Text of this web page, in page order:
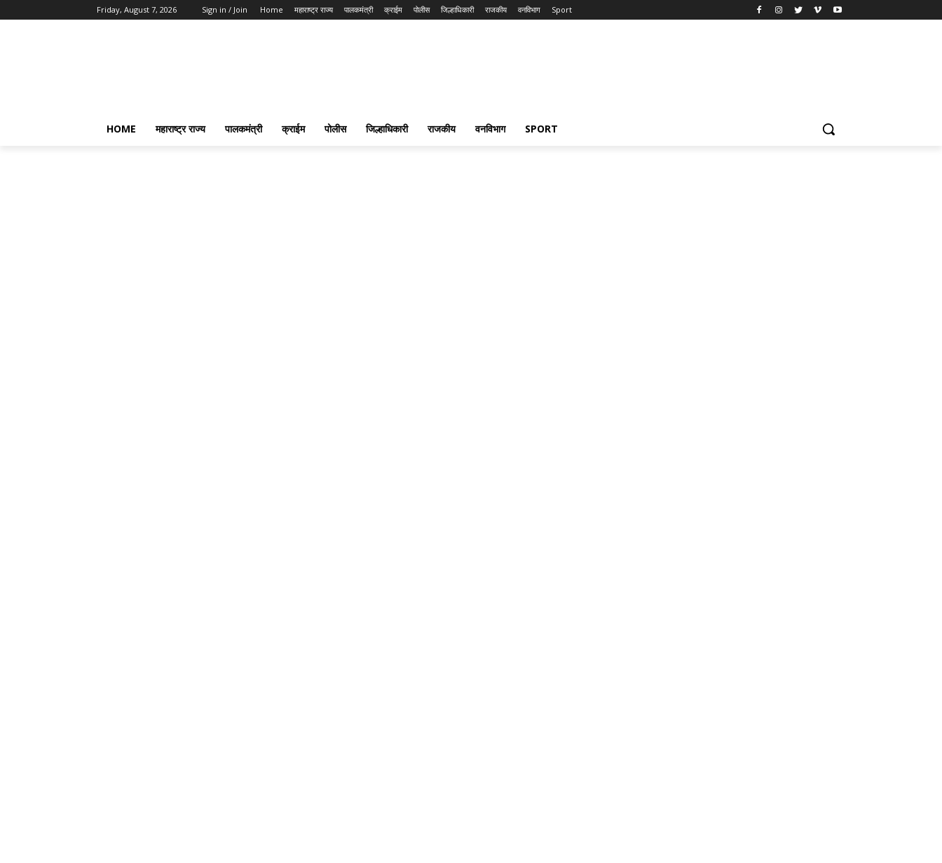
Friday, August 7, 2026 Sign in / Join Home महाराष्ट्र राज्य पालकमंत्री क्राईम पोलीस जिल्हाधिकारी राजकीय वनविभाग Sport
HOME महाराष्ट्र राज्य पालकमंत्री क्राईम पोलीस जिल्हाधिकारी राजकीय वनविभाग SPORT